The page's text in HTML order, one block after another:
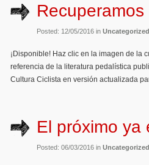
Recuperamos
Posted: 12/05/2016 in Uncategorized
¡Disponible! Haz clic en la imagen de la
referencia de la literatura pedalística
Cultura Ciclista en versión actualizada
El próximo ya
Posted: 06/03/2016 in Uncategorized